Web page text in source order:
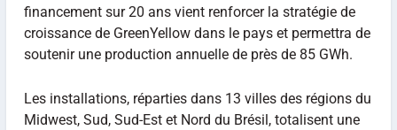
financement sur 20 ans vient renforcer la stratégie de
croissance de GreenYellow dans le pays et permettra de
soutenir une production annuelle de près de 85 GWh.
Les installations, réparties dans 13 villes des régions du
Midwest, Sud, Sud-Est et Nord du Brésil, totalisent une